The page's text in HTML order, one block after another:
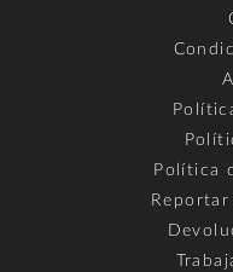
Política